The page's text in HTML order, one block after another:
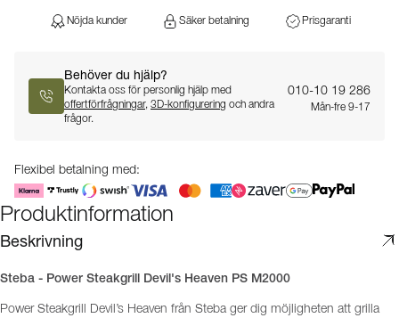
Nöjda kunder Säker betalning Prisgaranti
Behöver du hjälp?
Kontakta oss för personlig hjälp med
offertförfrågningar, 3D-konfigurering och andra
frågor.
010-10 19 286
Mån-fre 9-17
Flexibel betalning med:
Produktinformation
Beskrivning
Steba - Power Steakgrill Devil's Heaven PS M2000
Power Steakgrill Devil’s Heaven från Steba ger dig möjligheten att grilla